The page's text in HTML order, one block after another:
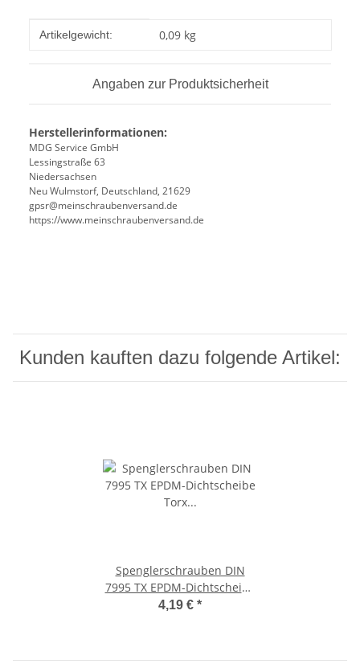
Produkteigenschaft
Wert
Artikelgewicht: 0,09 kg
Angaben zur Produktsicherheit
Herstellerinformationen:
MDG Service GmbH
Lessingstraße 63
Niedersachsen
Neu Wulmstorf, Deutschland, 21629
gpsr@meinschraubenversand.de
https://www.meinschraubenversand.de
Kunden kauften dazu folgende Artikel:
Spenglerschrauben DIN
7995 TX EPDM-Dichtscheibe
Torx Neopren-
4,19 € *